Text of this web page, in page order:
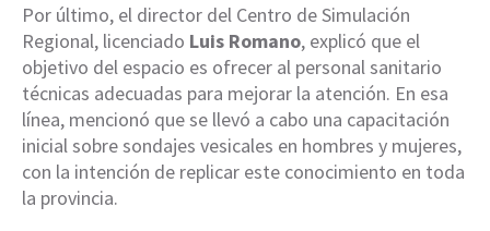
Por último, el director del Centro de Simulación
Regional, licenciado Luis Romano, explicó que el
objetivo del espacio es ofrecer al personal sanitario
técnicas adecuadas para mejorar la atención. En esa
línea, mencionó que se llevó a cabo una capacitación
inicial sobre sondajes vesicales en hombres y mujeres,
con la intención de replicar este conocimiento en toda
la provincia.